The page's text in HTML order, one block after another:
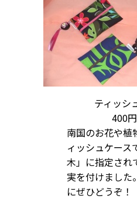
ティッシ
400
南国のお花や植
ィッシュケース
木」に指定され
実を付けました
にぜひどうぞ！